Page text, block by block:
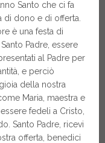
Santo che ci fa
di dono e di offerta.
è una festa di
Padre, essere
al Padre per
e perciò
della nostra
Maria, maestra e
fedeli a Cristo,
Santo Padre, ricevi
offerta, benedici